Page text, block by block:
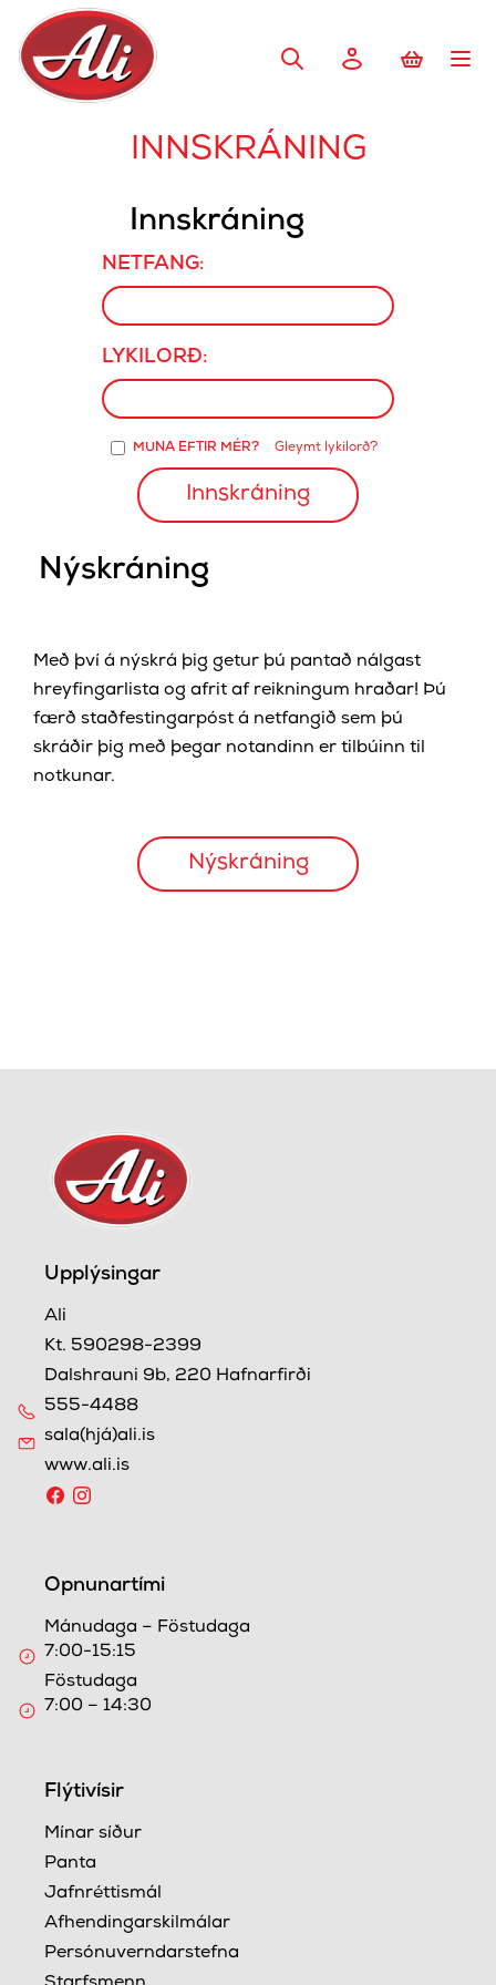
INNSKRÁNING
Innskráning
NETFANG:
LYKILORÐ:
MUNA EFTIR MÉR? Gleymt lykilorð?
Nýskráning
Með því á nýskrá þig getur þú pantað nálgast
hreyfingarlista og afrit af reikningum hraðar! Þú
færð staðfestingarpóst á netfangið sem þú
skráðir þig með þegar notandinn er tilbúinn til
notkunar.
Upplýsingar
Ali
Kt. 590298-2399
Dalshrauni 9b, 220 Hafnarfirði
555-4488
sala(hjá)ali.is
www.ali.is
Opnunartími
Mánudaga – Föstudaga
7:00-15:15
Föstudaga
7:00 – 14:30
Flýtivísir
Mínar síður
Panta
Jafnréttismál
Afhendingarskilmálar
Persónuverndarstefna